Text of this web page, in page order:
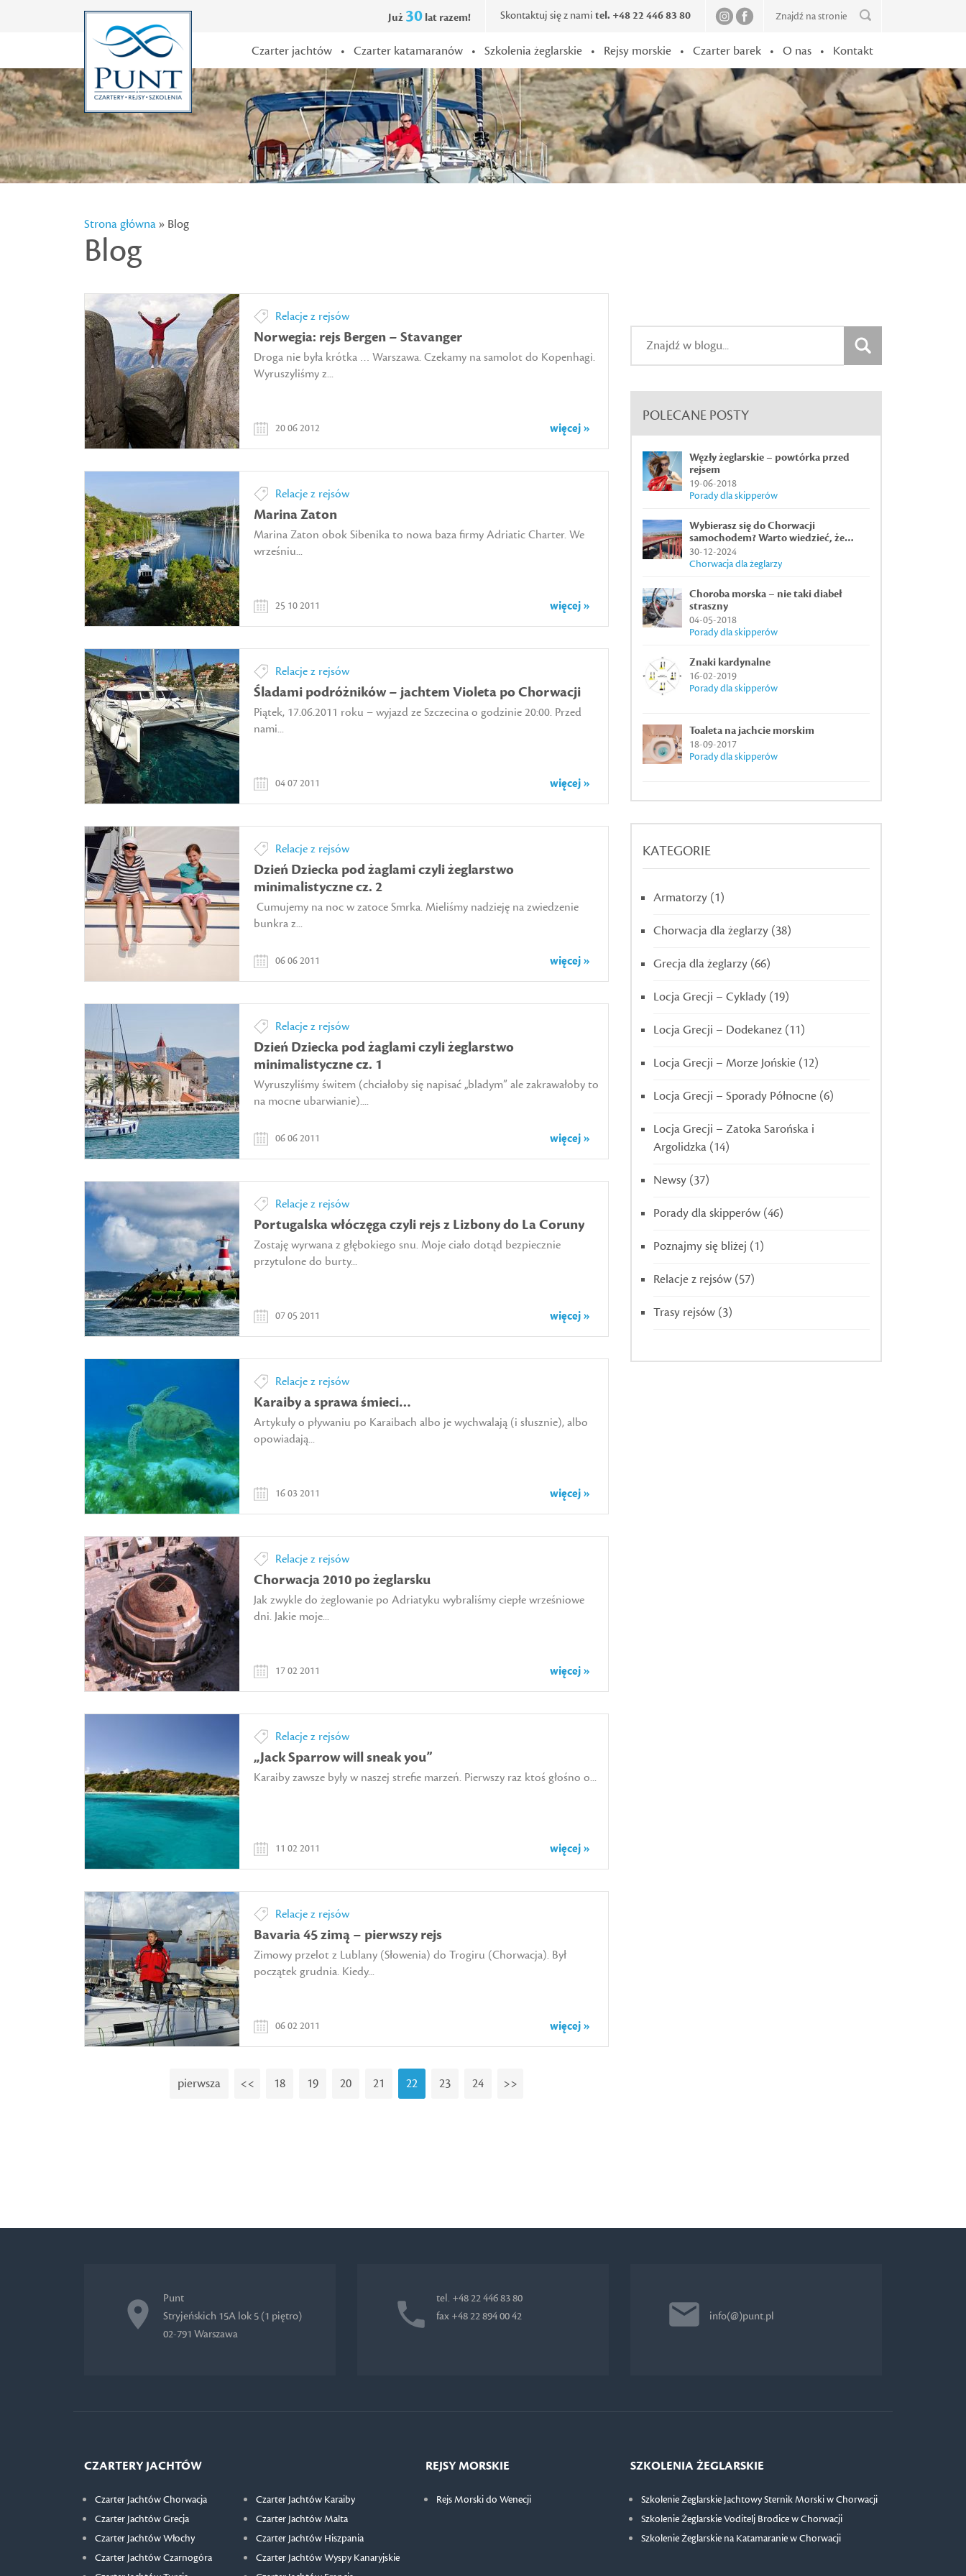
Skontaktuj się z nami tel. +48 22 446 83 80
Już 30 lat razem!
Czarter jachtów • Czarter katamaranów • Szkolenia żeglarskie • Rejsy morskie • Czarter barek • O nas • Kontakt
Strona główna» Blog
Blog
Relacje z rejsów
Norwegia: rejs Bergen – Stavanger
Droga nie była krótka … Warszawa. Czekamy na samolot do Kopenhagi.
Wyruszyliśmy z...
więcej »
20 06 2012
Relacje z rejsów
Marina Zaton
Marina Zaton obok Sibenika to nowa baza firmy Adriatic Charter. We
wrześniu...
więcej »
25 10 2011
Relacje z rejsów
Śladami podróżników – jachtem Violeta po Chorwacji
Piątek, 17.06.2011 roku – wyjazd ze Szczecina o godzinie 20:00. Przed
nami...
więcej »
04 07 2011
Relacje z rejsów
Dzień Dziecka pod żaglami czyli żeglarstwo
minimalistyczne cz. 2
Cumujemy na noc w zatoce Smrka. Mieliśmy nadzieję na zwiedzenie
bunkra z...
więcej »
06 06 2011
Relacje z rejsów
Dzień Dziecka pod żaglami czyli żeglarstwo
minimalistyczne cz. 1
Wyruszyliśmy świtem (chciałoby się napisać „bladym” ale zakrawałoby to
na mocne ubarwianie)....
więcej »
06 06 2011
Relacje z rejsów
Portugalska włóczęga czyli rejs z Lizbony do La Coruny
Zostaję wyrwana z głębokiego snu. Moje ciało dotąd bezpiecznie
przytulone do burty...
więcej »
07 05 2011
Relacje z rejsów
Karaiby a sprawa śmieci…
Artykuły o pływaniu po Karaibach albo je wychwalają (i słusznie), albo
opowiadają...
więcej »
16 03 2011
Relacje z rejsów
Chorwacja 2010 po żeglarsku
Jak zwykle do żeglowanie po Adriatyku wybraliśmy ciepłe wrześniowe
dni. Jakie moje...
więcej »
17 02 2011
Relacje z rejsów
„Jack Sparrow will sneak you”
Karaiby zawsze były w naszej strefie marzeń. Pierwszy raz ktoś głośno o...
więcej »
11 02 2011
Relacje z rejsów
Bavaria 45 zimą – pierwszy rejs
Zimowy przelot z Lublany (Słowenia) do Trogiru (Chorwacja). Był
początek grudnia. Kiedy...
więcej »
06 02 2011
pierwsza << 18 19 20 21 22 23 24 >>
POLECANE POSTY
Węzły żeglarskie – powtórka przed
rejsem
19-06-2018
Porady dla skipperów
Wybierasz się do Chorwacji
samochodem? Warto wiedzieć, że…
30-12-2024
Chorwacja dla żeglarzy
Choroba morska – nie taki diabeł
straszny
04-05-2018
Porady dla skipperów
Znaki kardynalne
16-02-2019
Porady dla skipperów
Toaleta na jachcie morskim
18-09-2017
Porady dla skipperów
KATEGORIE
Armatorzy (1)
Chorwacja dla żeglarzy (38)
Grecja dla żeglarzy (66)
Locja Grecji – Cyklady (19)
Locja Grecji – Dodekanez (11)
Locja Grecji – Morze Jońskie (12)
Locja Grecji – Sporady Północne (6)
Locja Grecji – Zatoka Sarońska i
Argolidzka (14)
Newsy (37)
Porady dla skipperów (46)
Poznajmy się bliżej (1)
Relacje z rejsów (57)
Trasy rejsów (3)
Punt
Stryjeńskich 15A lok 5 (1 piętro)
02-791 Warszawa
tel. +48 22 446 83 80
fax +48 22 894 00 42
info(@)punt.pl
CZARTERY JACHTÓW
Czarter Jachtów Chorwacja
Czarter Jachtów Grecja
Czarter Jachtów Włochy
Czarter Jachtów Czarnogóra
Czarter Jachtów Karaiby
Czarter Jachtów Malta
Czarter Jachtów Hiszpania
Czarter Jachtów Wyspy Kanaryjskie
REJSY MORSKIE
Rejs Morski do Wenecji
SZKOLENIA ŻEGLARSKIE
Szkolenie Żeglarskie Jachtowy Sternik Morski w Chorwacji
Szkolenie Żeglarskie Voditelj Brodice w Chorwacji
Szkolenie Żeglarskie na Katamaranie w Chorwacji